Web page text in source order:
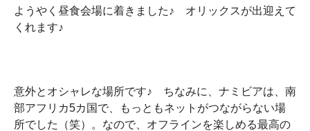
ようやく昼食会場に着きました♪ オリックスが出迎えて
くれます♪
意外とオシャレな場所です♪ ちなみに、ナミビアは、南
部アフリカ5カ国で、もっともネットがつながらない場
所でした（笑）。なので、オフラインを楽しめる最高の